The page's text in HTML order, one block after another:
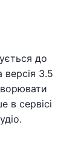
до
3.5
в сервісі